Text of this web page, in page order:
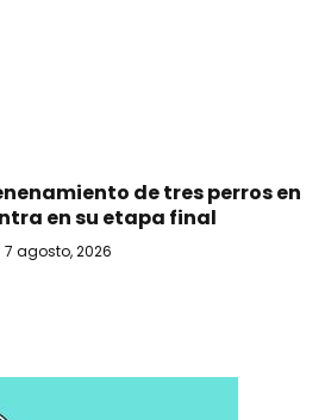
de tres perros en
en su etapa final
7 agosto, 2026